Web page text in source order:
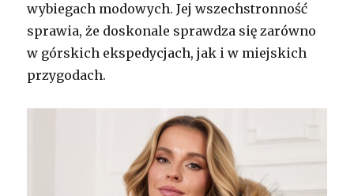
wybiegach modowych. Jej wszechstronność
sprawia, że doskonale sprawdza się zarówno
w górskich ekspedycjach, jak i w miejskich
przygodach.